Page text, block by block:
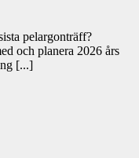
pelargonträff?
och planera 2026 års
[...]